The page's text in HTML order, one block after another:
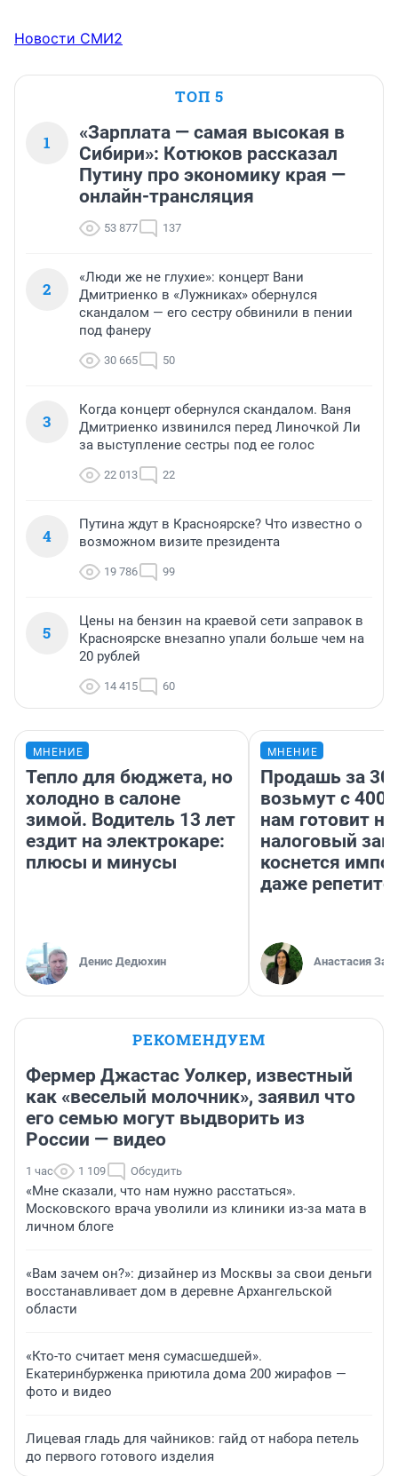
Новости СМИ2
ТОП 5
1
«Зарплата — самая высокая в
Сибири»: Котюков рассказал
Путину про экономику края —
онлайн-трансляция
53 877 137
2
«Люди же не глухие»: концерт Вани
Дмитриенко в «Лужниках» обернулся
скандалом — его сестру обвинили в пении
под фанеру
30 665 50
3
Когда концерт обернулся скандалом. Ваня
Дмитриенко извинился перед Линочкой Ли
за выступление сестры под ее голос
22 013 22
4
Путина ждут в Красноярске? Что известно о
возможном визите президента
19 786 99
5
Цены на бензин на краевой сети заправок в
Красноярске внезапно упали больше чем на
20 рублей
14 415 60
МНЕНИЕ
Тепло для бюджета, но
холодно в салоне
зимой. Водитель 13 лет
ездит на электрокаре:
плюсы и минусы
Денис Дедюхин
МНЕНИЕ
Продашь за
возьмут с
нам готовит
налоговый
коснется
даже
Анастасия
РЕКОМЕНДУЕМ
Фермер Джастас Уолкер, известный
как «веселый молочник», заявил что
его семью могут выдворить из
России — видео
1 час 1 109 Обсудить
«Мне сказали, что нам нужно расстаться».
Московского врача уволили из клиники из-за мата в
личном блоге
«Вам зачем он?»: дизайнер из Москвы за свои деньги
восстанавливает дом в деревне Архангельской
области
«Кто-то считает меня сумасшедшей».
Екатеринбурженка приютила дома 200 жирафов —
фото и видео
Лицевая гладь для чайников: гайд от набора петель
до первого готового изделия